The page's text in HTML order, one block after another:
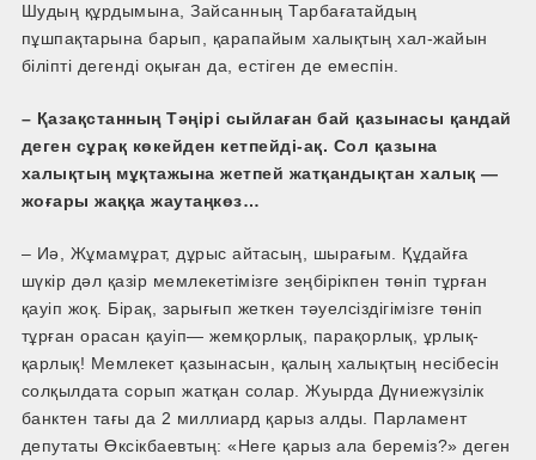
Шудың құрдымына, Зайсанның Тарбағатайдың
пұшпақтарына барып, қарапайым халықтың хал-жайын
біліпті дегенді оқыған да, естіген де емеспін.
– Қазақстанның Тәңірі сыйлаған бай қазынасы қандай
деген сұрақ көкейден кетпейді-ақ. Сол қазына
халықтың мұқтажына жетпей жатқандықтан халық —
жоғары жаққа жаутаңкөз…
– Иә, Жұмамұрат, дұрыс айтасың, шырағым. Құдайға
шүкір дәл қазір мемлекетімізге зеңбірікпен төніп тұрған
қауіп жоқ. Бірақ, зарығып жеткен тәуелсіздігімізге төніп
тұрған орасан қауіп— жемқорлық, парақорлық, ұрлық-
қарлық! Мемлекет қазынасын, қалың халықтың несібесін
солқылдата сорып жатқан солар. Жуырда Дүниежүзілік
банктен тағы да 2 миллиард қарыз алды. Парламент
депутаты Өксікбаевтың: «Неге қарыз ала береміз?» деген